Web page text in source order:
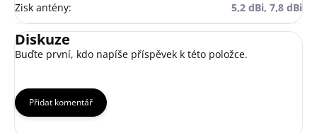
Zisk antény: 5,2 dBi, 7,8 dBi
Diskuze
Buďte první, kdo napíše příspěvek k této položce.
Přidat komentář